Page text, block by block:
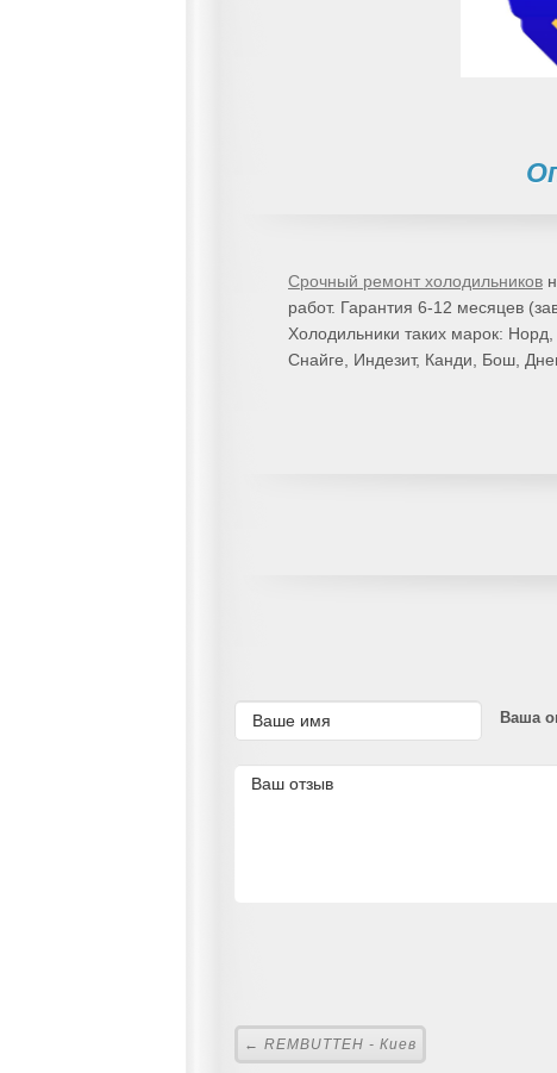
Срочный ремонт холодильников
работ. Гарантия 6-12 месяцев
Холодильники таких марок:
Снайге, Индезит, Канди, Бош,
Ваша
← REMBUTTEH - Киев